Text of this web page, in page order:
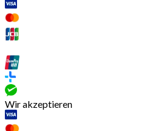
Wir akzeptieren